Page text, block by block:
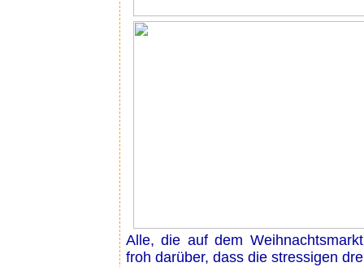
Alle, die auf dem
froh darüber, dass die stressigen